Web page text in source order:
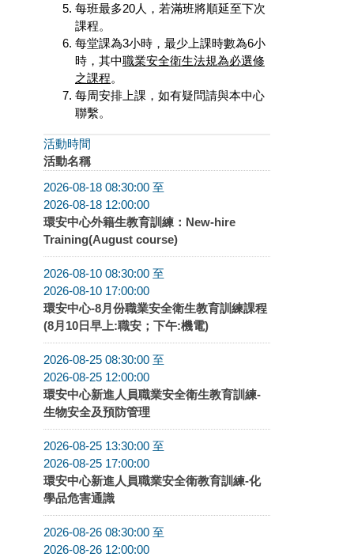
每班最多20人，若滿班將順延至下次
課程。
每堂課為3小時，最少上課時數為6小
時，其中職業安全衛生法規為必選修
之課程。
每周安排上課，如有疑問請與本中心
聯繫。
活動時間
活動名稱
2026-08-18 08:30:00 至
2026-08-18 12:00:00
環安中心外籍生教育訓練：New-hire
Training(August course)
2026-08-10 08:30:00 至
2026-08-10 17:00:00
環安中心-8月份職業安全衛生教育訓練課程
(8月10日早上:職安；下午:機電)
2026-08-25 08:30:00 至
2026-08-25 12:00:00
環安中心新進人員職業安全衛生教育訓練-
生物安全及預防管理
2026-08-25 13:30:00 至
2026-08-25 17:00:00
環安中心新進人員職業安全衛教育訓練-化
學品危害通識
2026-08-26 08:30:00 至
2026-08-26 12:00:00